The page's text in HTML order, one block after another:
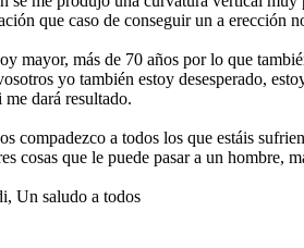
que caso de conseguir un a erección
mayor, más de 70 años por lo que
yo también estoy desesperado,
me dará resultado.
compadezco a todos los que estáis
cosas que le puede pasar a un hombre,
Un saludo a todos